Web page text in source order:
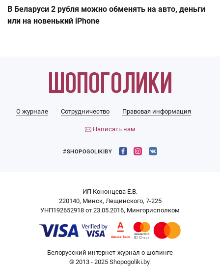
В Беларуси 2 рубля можно обменять на авто, деньги
или на новенький iPhone
О журнале Сотрудничество Правовая информация
Написать нам
#SHOPOGOLIKIBY
ИП Кононцева Е.В.
220140, Минск, Лещинского, 7-225
УНП192652918 от 23.05.2016, Мингорисполком
Белорусский интернет-журнал о шопинге
© 2013 - 2025 Shopogoliki.by.